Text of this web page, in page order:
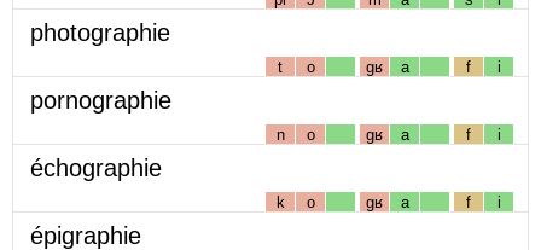
photographie
t o gʁ a f i
pornographie
n o gʁ a f i
échographie
k o gʁ a f i
épigraphie